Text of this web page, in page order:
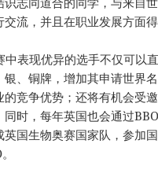
流，并且在职业发展方面得
中表现优异的选手不仅可以
银、铜牌，增加其申请世界
的竞争优势；还将有机会受
同时，每年英国也会通过
英国生物奥赛国家队，参加